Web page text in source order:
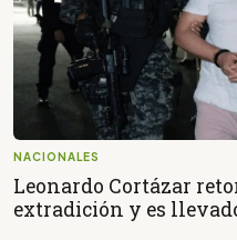
NACIONALES
Leonardo Cortázar
extradición y es